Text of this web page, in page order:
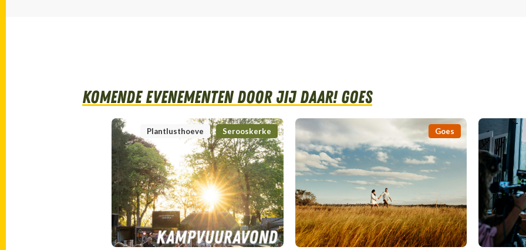
Komende evenementen door Jij daar! Goes
Plantlusthoeve Serooskerke
kampvuuravond
Goes